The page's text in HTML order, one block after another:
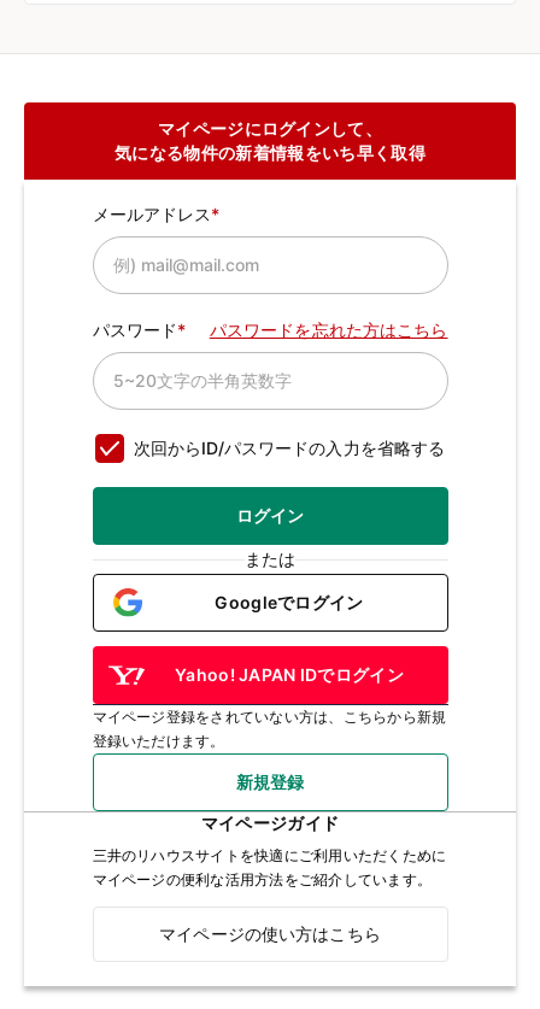
マイページにログインして、
気になる物件の新着情報をいち早く取得
メールアドレス
パスワード パスワードを忘れた方はこちら
次回からID/パスワードの入力を省略する
ログイン
または
Googleでログイン
Yahoo! JAPAN IDでログイン
マイページ登録をされていない方は、こちらから新規
登録いただけます。
新規登録
マイページガイド
三井のリハウスサイトを快適にご利用いただくために
マイページの便利な活用方法をご紹介しています。
マイページの使い方はこちら